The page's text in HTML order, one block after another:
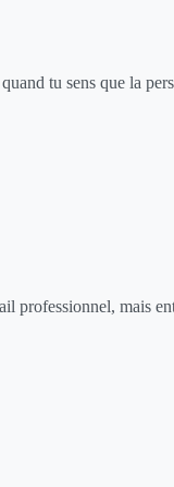
tu sens que la
professionnel, mais